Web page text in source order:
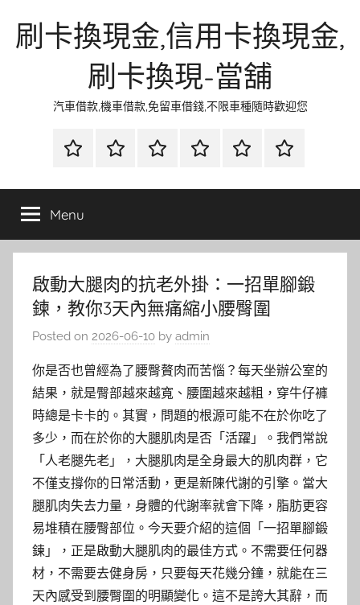
刷卡換現金,信用卡換現金,
刷卡換現-當舖
汽車借款,機車借款,免留車借錢,不限車種隨時歡迎您
首
當
金
網
資
流
時
環
清
聯
徵
Menu
啟動大腿肉的抗老外掛：一招單腳鍛
鍊，教你3天內無痛縮小腰臀圍
Posted on 2026-06-10 by admin
你是否也曾經為了腰臀贅肉而苦惱？每天坐辦公室的
結果，就是臀部越來越寬、腰圍越來越粗，穿牛仔褲
時總是卡卡的。其實，問題的根源可能不在於你吃了
多少，而在於你的大腿肌肉是否「活躍」。我們常說
「人老腿先老」，大腿肌肉是全身最大的肌肉群，它
不僅支撐你的日常活動，更是新陳代謝的引擎。當大
腿肌肉失去力量，身體的代謝率就會下降，脂肪更容
易堆積在腰臀部位。今天要介紹的這個「一招單腳鍛
鍊」，正是啟動大腿肌肉的最佳方式。不需要任何器
材，不需要去健身房，只要每天花幾分鐘，就能在三
天內感受到腰臀圍的明顯變化。這不是誇大其辭，而